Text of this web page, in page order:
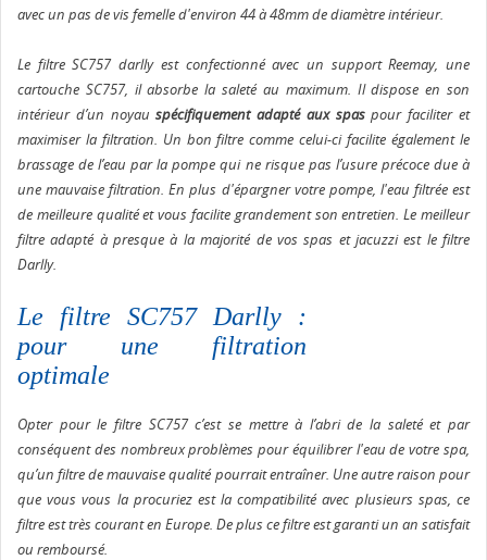
avec un pas de vis femelle d'environ 44 à 48mm de diamètre intérieur.
Le filtre SC757 darlly est confectionné avec un support Reemay, une
cartouche SC757, il absorbe la saleté au maximum. Il dispose en son
intérieur d’un noyauspécifiquement adapté aux spaspour faciliter et
maximiser la filtration. Un bon filtre comme celui-ci facilite également le
brassage de l’eau par la pompe qui ne risque pas l’usure précoce due à
une mauvaise filtration. En plus d'épargner votre pompe, l'eau filtrée est
de meilleure qualité et vous facilite grandement son entretien. Le meilleur
filtre adapté à presque à la majorité de vos spas et jacuzzi est le filtre
Darlly.
Le filtre SC757 Darlly :
pour une filtration
optimale
Opter pour le filtre SC757 c’est se mettre à l’abri de la saleté et par
conséquent des nombreux problèmes pour équilibrer l'eau de votre spa,
qu’un filtre de mauvaise qualité pourrait entraîner. Une autre raison pour
que vous vous la procuriez est la compatibilité avec plusieurs spas, ce
filtre est très courant en Europe. De plus ce filtre est garanti un an satisfait
ou remboursé.